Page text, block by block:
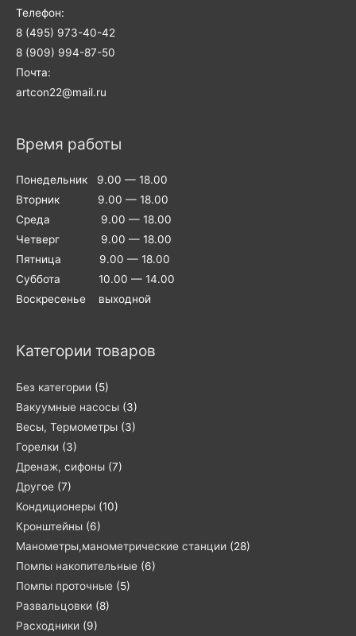
Телефон:
8 (495) 973-40-42
8 (909) 994-87-50
Почта:
artcon22@mail.ru
Время работы
Понедельник 9.00 — 18.00
Вторник 9.00 — 18.00
Среда 9.00 — 18.00
Четверг 9.00 — 18.00
Пятница 9.00 — 18.00
Суббота 10.00 — 14.00
Воскресенье выходной
Категории товаров
Без категории (5)
Вакуумные насосы (3)
Весы, Термометры (3)
Горелки (3)
Дренаж, сифоны (7)
Другое (7)
Кондиционеры (10)
Кронштейны (6)
Манометры,манометрические станции (28)
Помпы накопительные (6)
Помпы проточные (5)
Развальцовки (8)
Расходники (9)